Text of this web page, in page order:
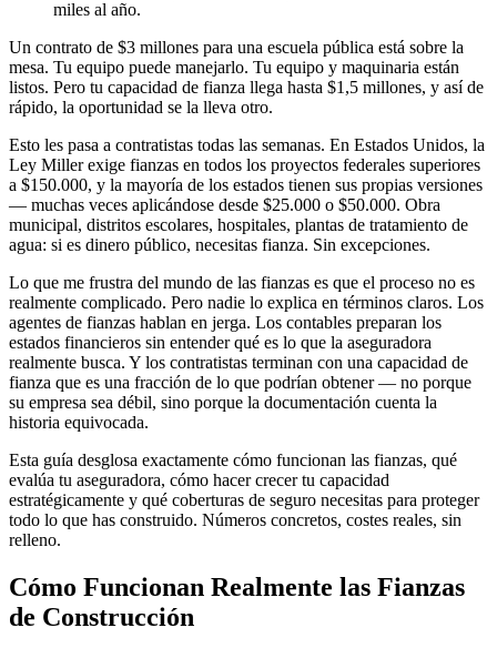
miles al año.
Un contrato de $3 millones para una escuela pública está sobre la
mesa. Tu equipo puede manejarlo. Tu equipo y maquinaria están
listos. Pero tu capacidad de fianza llega hasta $1,5 millones, y así de
rápido, la oportunidad se la lleva otro.
Esto les pasa a contratistas todas las semanas. En Estados Unidos, la
Ley Miller exige fianzas en todos los proyectos federales superiores
a $150.000, y la mayoría de los estados tienen sus propias versiones
— muchas veces aplicándose desde $25.000 o $50.000. Obra
municipal, distritos escolares, hospitales, plantas de tratamiento de
agua: si es dinero público, necesitas fianza. Sin excepciones.
Lo que me frustra del mundo de las fianzas es que el proceso no es
realmente complicado. Pero nadie lo explica en términos claros. Los
agentes de fianzas hablan en jerga. Los contables preparan los
estados financieros sin entender qué es lo que la aseguradora
realmente busca. Y los contratistas terminan con una capacidad de
fianza que es una fracción de lo que podrían obtener — no porque
su empresa sea débil, sino porque la documentación cuenta la
historia equivocada.
Esta guía desglosa exactamente cómo funcionan las fianzas, qué
evalúa tu aseguradora, cómo hacer crecer tu capacidad
estratégicamente y qué coberturas de seguro necesitas para proteger
todo lo que has construido. Números concretos, costes reales, sin
relleno.
Cómo Funcionan Realmente las Fianzas
de Construcción